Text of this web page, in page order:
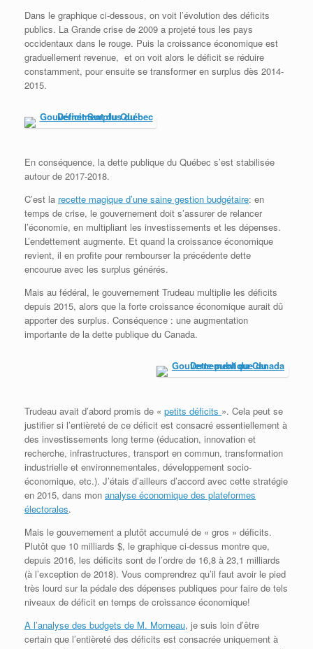
Dans le graphique ci-dessous, on voit l’évolution des déficits
publics. La Grande crise de 2009 a projeté tous les pays
occidentaux dans le rouge. Puis la croissance économique est
graduellement revenue, et on voit alors le déficit se réduire
constamment, pour ensuite se transformer en surplus dès 2014-
2015.
En conséquence, la dette publique du Québec s’est stabilisée
autour de 2017-2018.
C’est la recette magique d’une saine gestion budgétaire: en
temps de crise, le gouvernement doit s’assurer de relancer
l’économie, en multipliant les investissements et les dépenses.
L’endettement augmente. Et quand la croissance économique
revient, il en profite pour rembourser la précédente dette
encourue avec les surplus générés.
Mais au fédéral, le gouvernement Trudeau multiplie les déficits
depuis 2015, alors que la forte croissance économique aurait dû
apporter des surplus. Conséquence : une augmentation
importante de la dette publique du Canada.
Trudeau avait d’abord promis de « petits déficits ». Cela peut se
justifier si l’entièreté de ce déficit est consacré essentiellement à
des investissements long terme (éducation, innovation et
recherche, infrastructures, transport en commun, transformation
industrielle et environnementales, développement socio-
économique, etc.). J’étais d’ailleurs d’accord avec cette stratégie
en 2015, dans mon analyse économique des plateformes
électorales.
Mais le gouvernement a plutôt accumulé de « gros » déficits.
Plutôt que 10 milliards $, le graphique ci-dessus montre que,
depuis 2016, les déficits sont de l’ordre de 16,8 à 23,1 milliards
(à l’exception de 2018). Vous comprendrez qu’il faut avoir le pied
très lourd sur la pédale des dépenses publiques pour faire de tels
niveaux de déficit en temps de croissance économique!
A l’analyse des budgets de M. Morneau, je suis loin d’être
certain que l’entièreté des déficits est consacrée uniquement à